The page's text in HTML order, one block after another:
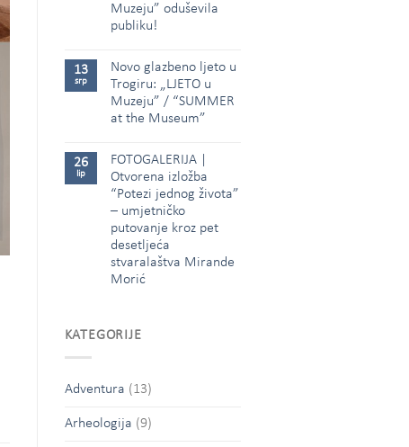
Muzeju” oduševila
publiku!
13
srp
Novo glazbeno ljeto u
Trogiru: „LJETO u
Muzeju” / “SUMMER
at the Museum”
26
lip
FOTOGALERIJA |
Otvorena izložba
“Potezi jednog života”
– umjetničko
putovanje kroz pet
desetljeća
stvaralaštva Mirande
Morić
KATEGORIJE
Adventura (13)
Arheologija (9)